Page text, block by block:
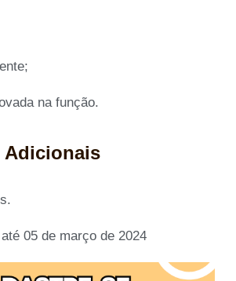
na função.
Adicionais
05 de março de 2024